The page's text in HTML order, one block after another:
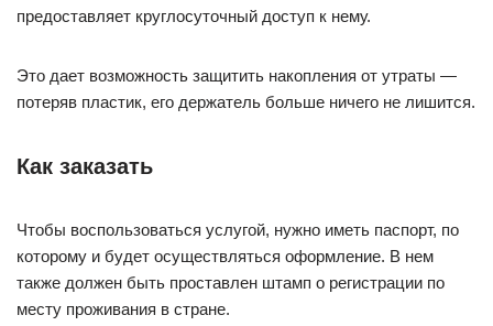
предоставляет круглосуточный доступ к нему.
Это дает возможность защитить накопления от утраты —
потеряв пластик, его держатель больше ничего не лишится.
Как заказать
Чтобы воспользоваться услугой, нужно иметь паспорт, по
которому и будет осуществляться оформление. В нем
также должен быть проставлен штамп о регистрации по
месту проживания в стране.